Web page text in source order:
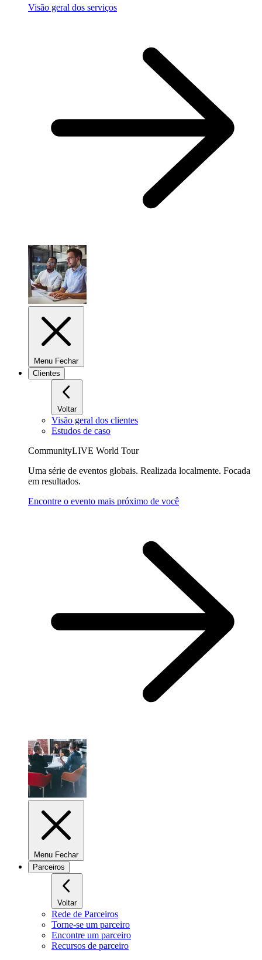
Visão geral dos serviços
Menu Fechar
Clientes
Voltar
Visão geral dos clientes
Estudos de caso
CommunityLIVE World Tour
Uma série de eventos globais. Realizada localmente. Focada
em resultados.
Encontre o evento mais próximo de você
Menu Fechar
Parceiros
Voltar
Rede de Parceiros
Torne-se um parceiro
Encontre um parceiro
Recursos de parceiro